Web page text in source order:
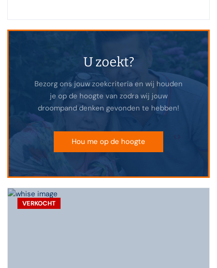
U zoekt?
Bezorg ons jouw zoekcriteria en wij houden
je op de hoogte van zodra wij jouw
droompand denken gevonden te hebben!
Hou me op de hoogte
VERKOCHT